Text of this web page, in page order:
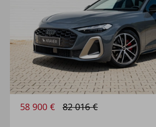
58 900 € 82 016 €